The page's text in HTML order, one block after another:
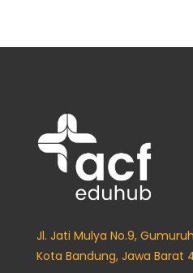
Jl. Jati Mulya No.9,
Kota Bandung, Jawa Barat